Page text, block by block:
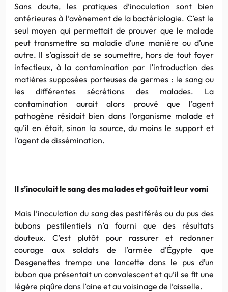
Sans doute, les pratiques d’inoculation sont bien
antérieures à l’avènement de la bactériologie. C’est le
seul moyen qui permettait de prouver que le malade
peut transmettre sa maladie d’une manière ou d’une
autre. Il s’agissait de se soumettre, hors de tout foyer
infectieux, à la contamination par l’introduction des
matières supposées porteusesde germes : le sang ou
les différentes sécrétions des malades. La
contamination aurait alors prouvé que l’agent
pathogène résidait bien dans l’organisme malade et
qu’il en était, sinon la source, du moins le support et
l’agent de dissémination.
Il s’inoculait le sang des malades et goûtait leur vomi
Mais l’inoculation du sang des pestiférés ou du pus des
bubons pestilentiels n’a fourni que des résultats
douteux. C’est plutôt pour rassurer et redonner
courage aux soldats de l’armée d’Égypte que
Desgenettes trempa une lancette dans le pus d’un
bubon que présentait un convalescent et qu’il se fit une
légère piqûre dans l’aine et au voisinage de l’aisselle.